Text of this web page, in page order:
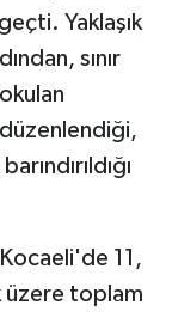
Yaklaşık
sınır
11,
üzere toplam